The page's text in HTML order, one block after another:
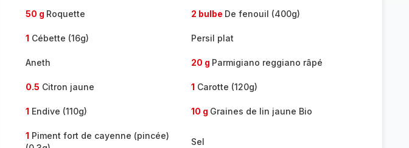
50 g Roquette 2 bulbe De fenouil (400g)
1 Cébette (16g) Persil plat
Aneth 20 g Parmigiano reggiano râpé
0.5 Citron jaune 1 Carotte (120g)
1 Endive (110g) 10 g Graines de lin jaune Bio
1 Piment fort de cayenne (pincée)
Sel